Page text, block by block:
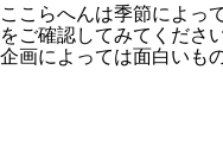
ここらへんは季節によっ
をご確認してみてください
企画によっては面白いも